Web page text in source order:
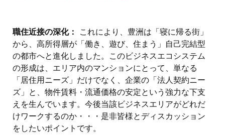
職住近接の深化：
これにより、豊洲は「寝に帰る街」
から、高所得層が「働き、遊び、住まう」自己完結型
の都市へと進化しました。このビジネスエコシステム
の形成は、エリア内のマンションにとって、単なる
「居住用ニーズ」だけでなく、企業の「法人契約ニー
ズ」と、物件賃料・流通価格の安定という強力な下支
えを生んでいます。今後当該ビジネスエリアがどれだ
けワークするのか・・・是非皆様とディスカッション
をしたいポイントです。